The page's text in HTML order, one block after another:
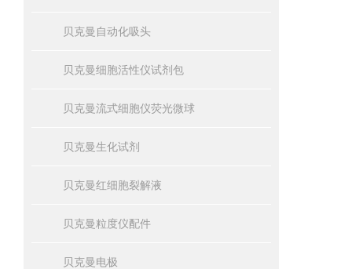
贝克曼自动化吸头
贝克曼细胞活性仪试剂包
贝克曼流式细胞仪荧光微球
贝克曼生化试剂
贝克曼红细胞裂解液
贝克曼粒度仪配件
贝克曼电极